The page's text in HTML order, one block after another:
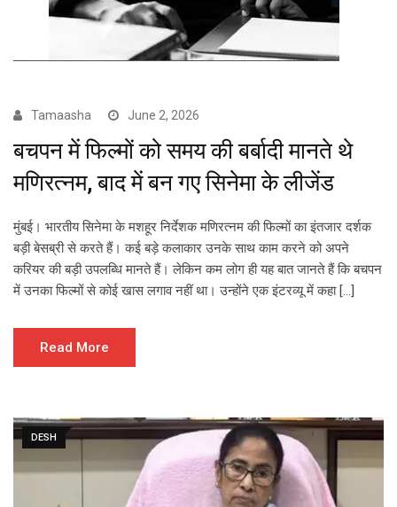
Tamaasha June 2, 2026
बचपन में फिल्मों को समय की बर्बादी मानते थे
मणिरत्नम, बाद में बन गए सिनेमा के लीजेंड
मुंबई। भारतीय सिनेमा के मशहूर निर्देशक मणिरत्नम की फिल्मों का इंतजार दर्शक
बड़ी बेसब्री से करते हैं। कई बड़े कलाकार उनके साथ काम करने को अपने
करियर की बड़ी उपलब्धि मानते हैं। लेकिन कम लोग ही यह बात जानते हैं कि बचपन
में उनका फिल्मों से कोई खास लगाव नहीं था। उन्होंने एक इंटरव्यू में कहा […]
Read More
DESH